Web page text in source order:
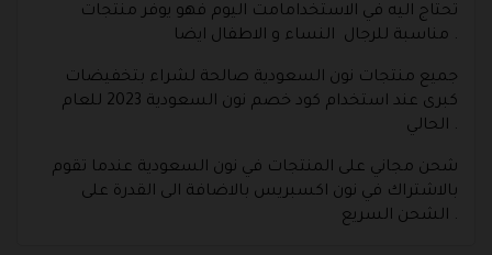
تحتاج اليه في الاستخدامامت اليوم فهو يوفر منتجات
مناسبة للرجال النساء و الاطفال ايضا .
جميع منتجات نون السعودية صالحة لشراء بتخفيضات
كبرى عند استخدام كود خصم نون السعودية 2023 للعام
الحالي .
شحن مجاني على المنتجات في نون السعودية عندما تقوم
بالاشتراك في نون اكسبريس بالاضافة الى القدرة على
الشحن السريع .